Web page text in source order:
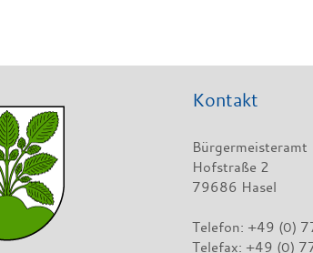
Kontakt
Bürgermeisteramt
Hofstraße 2
79686 Hasel
Telefon: +49 (0)
Telefax: +49 (0)